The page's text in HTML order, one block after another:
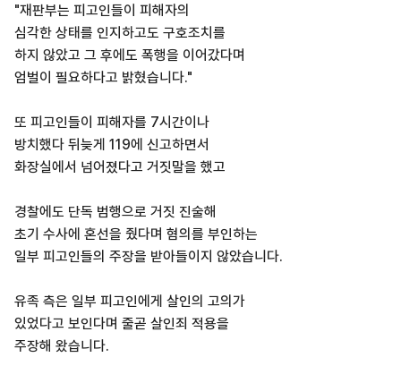
"재판부는 피고인들이 피해자의
심각한 상태를 인지하고도 구호조치를
하지 않았고 그 후에도 폭행을 이어갔다며
엄벌이 필요하다고 밝혔습니다."
또 피고인들이 피해자를 7시간이나
방치했다 뒤늦게 119에 신고하면서
화장실에서 넘어졌다고 거짓말을 했고
경찰에도 단독 범행으로 거짓 진술해
초기 수사에 혼선을 줬다며 혐의를 부인하는
일부 피고인들의 주장을 받아들이지 않았습니다.
유족 측은 일부 피고인에게 살인의 고의가
있었다고 보인다며 줄곧 살인죄 적용을
주장해 왔습니다.